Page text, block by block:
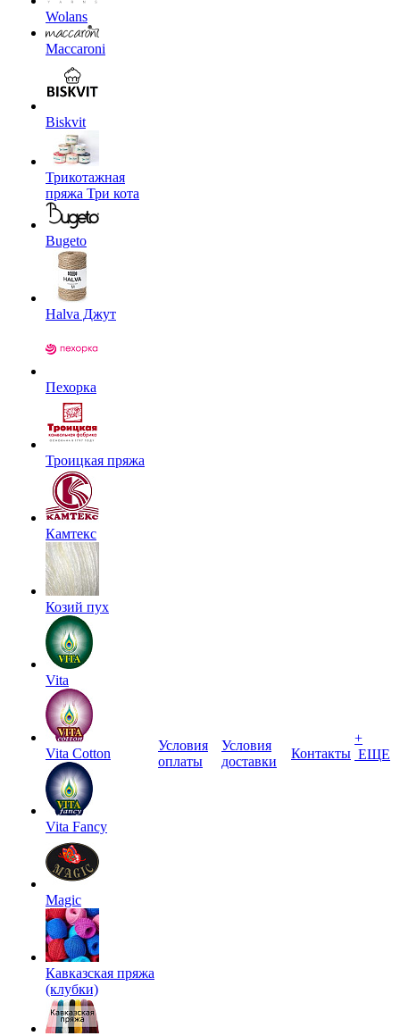
Wolans
Maccaroni
Biskvit
Трикотажная
пряжа Три кота
Bugeto
Halva Джут
Пехорка
Троицкая пряжа
Камтекс
Козий пух
Vita
Vita Cotton
Vita Fancy
Magic
Кавказская пряжа
(клубки)
Условия
оплаты
Условия
доставки
Контакты
+
ЕЩЕ